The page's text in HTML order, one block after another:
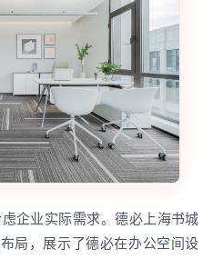
企业实际需求。德必上海书城
局，展示了德必在办公空间设